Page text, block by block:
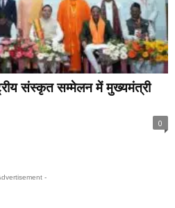
संस्कृत सम्मेलन में मुख्यमंत्री
0
-